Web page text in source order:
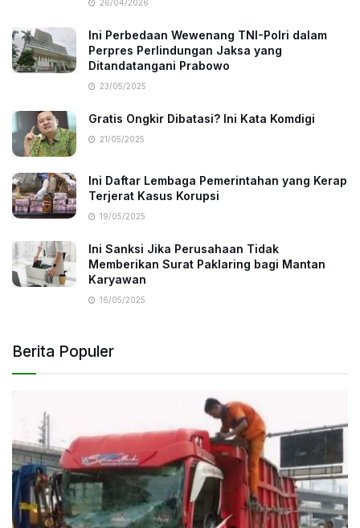
26/04/2026
Ini Perbedaan Wewenang TNI-Polri dalam
Perpres Perlindungan Jaksa yang
Ditandatangani Prabowo
23/05/2025
Gratis Ongkir Dibatasi? Ini Kata Komdigi
21/05/2025
Ini Daftar Lembaga Pemerintahan yang Kerap
Terjerat Kasus Korupsi
19/05/2025
Ini Sanksi Jika Perusahaan Tidak
Memberikan Surat Paklaring bagi Mantan
Karyawan
16/05/2025
Berita Populer